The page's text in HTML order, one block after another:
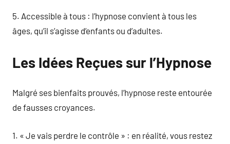
5. Accessible à tous : l’hypnose convient à tous les
âges, qu’il s’agisse d’enfants ou d’adultes.
Les Idées Reçues sur l’Hypnose
Malgré ses bienfaits prouvés, l’hypnose reste entourée
de fausses croyances.
1. « Je vais perdre le contrôle » : en réalité, vous restez